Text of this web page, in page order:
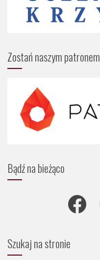
Zostań naszym patronem
Bądź na bieżąco
Szukaj na stronie